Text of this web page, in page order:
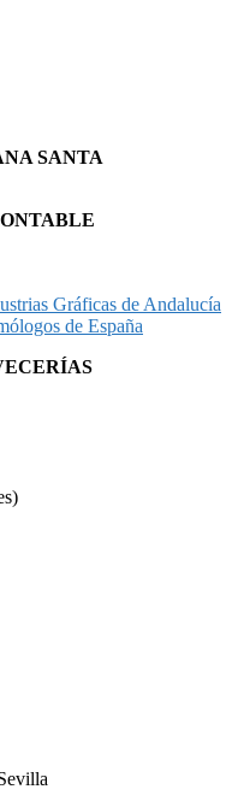
SANTA
Gráficas de Andalucía
de España